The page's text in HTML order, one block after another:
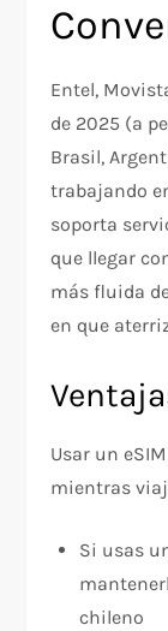
Entel,
de 2025 (a
Brasil,
trabajando
soporta
que llegar
más fluida
en que
Usar un
mientras
Si usas
chileno